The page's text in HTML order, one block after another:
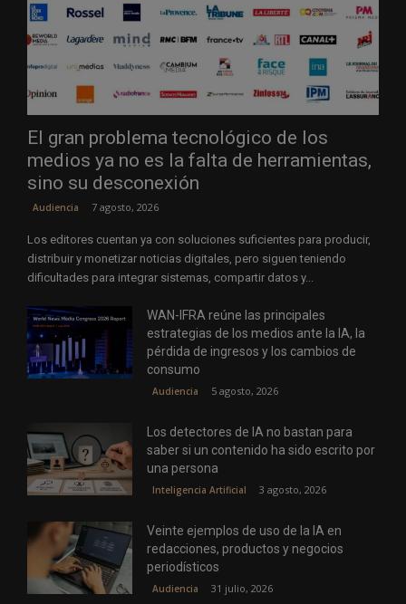
El gran problema tecnológico de los
medios ya no es la falta de herramientas,
sino su desconexión
Audiencia 7 agosto, 2026
Los editores cuentan ya con soluciones suficientes para producir,
distribuir y monetizar noticias digitales, pero siguen teniendo
dificultades para integrar sistemas, compartir datos y...
WAN-IFRA reúne las principales
estrategias de los medios ante la IA, la
pérdida de ingresos y los cambios de
consumo
Audiencia 5 agosto, 2026
Los detectores de IA no bastan para
saber si un contenido ha sido escrito por
una persona
Inteligencia Artificial 3 agosto, 2026
Veinte ejemplos de uso de la IA en
redacciones, productos y negocios
periodísticos
Audiencia 31 julio, 2026